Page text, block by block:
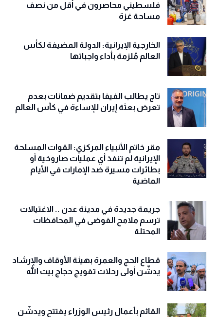
فلسطيني محاصرون في أقل من نصف
مساحة غزة
الخارجية الإيرانية: الدولة المضيفة لكأس
العالم مُلزمة بأداء واجباتها
تاج يطالب الفيفا بتقديم ضمانات بعدم
تعرض بعثة إيران للإساءة في كأس العالم
مقر خاتم الأنبياء المركزي: القوات المسلحة
الإيرانية لم تنفذ أي عمليات صاروخية أو
بطائرات مسيرة ضد الإمارات في الأيام
الماضية
جريمة جديدة في مدينة عدن .. الاغتيالات
ترسم ملامح الفوضى في المحافظات
المحتلة
قطاع الحج والعمرة بهيئة الأوقاف والإرشاد
يدشّن أولى رحلات تفويج حجاج بيت الله
القائم بأعمال رئيس الوزراء يفتتح ويدشّن